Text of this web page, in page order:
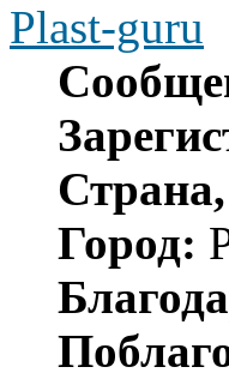
Plast-guru
Город: